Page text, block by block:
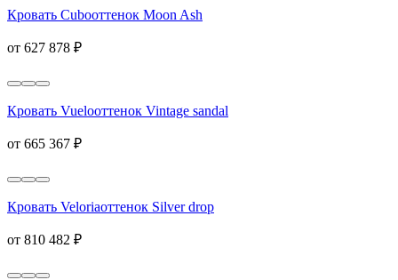
Кровать Cuboоттенок Moon Ash
от 627 878 ₽
Кровать Vueloоттенок Vintage sandal
от 665 367 ₽
Кровать Veloriaоттенок Silver drop
от 810 482 ₽